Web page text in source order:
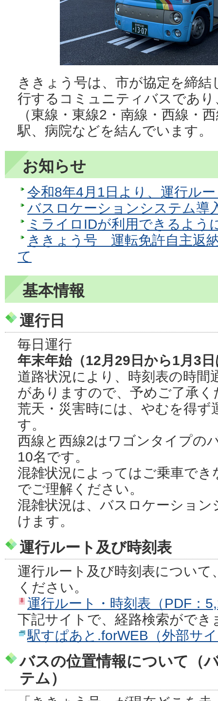
ききょう号は、市が協定を締
行するコミュニティバスであ
（東線・東線2・南線・西線・
駅、病院などを結んでいます。
お知らせ
令和8年4月1日より、運行ル
バスロケーションシステム導
ミライロIDが利用できるよう
ききょう号 運転免許自主返
て
基本情報
運行日
毎日運行
年末年始（12月29日から1月3
道路状況により、時刻表の時間
がありますので、予めご了承く
荒天・災害時には、やむを得
す。
西線と西線2はワゴンタイプの
10名です。
混雑状況によってはご乗車で
でご理解ください。
混雑状況は、バスロケーショ
けます。
運行ルート及び時刻表
運行ルート及び時刻表につい
ください。
運行ルート・時刻表（PDF：
下記サイトで、経路検索ができ
駅すぱあと.forWEB（外部サ
バスの位置情報について（
テム）